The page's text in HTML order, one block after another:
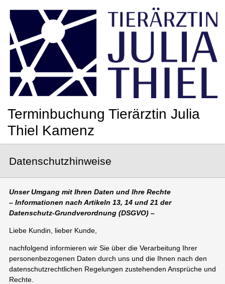
Terminbuchung Tierärztin Julia
Thiel Kamenz
Datenschutzhinweise
Unser Umgang mit Ihren Daten und Ihre Rechte
– Informationen nach Artikeln 13, 14 und 21 der
Datenschutz-Grundverordnung (DSGVO) –
Liebe Kundin, lieber Kunde,
nachfolgend informieren wir Sie über die Verarbeitung Ihrer
personenbezogenen Daten durch uns und die Ihnen nach den
datenschutzrechtlichen Regelungen zustehenden Ansprüche und
Rechte.